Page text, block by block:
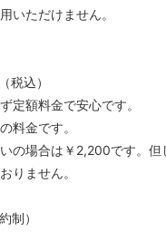
いただけません。
税込）
定額料金で安心です。
料金です。
いの場合は￥2,200です。
りません。
制）